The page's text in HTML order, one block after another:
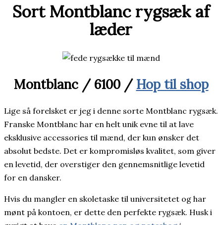
Sort Montblanc rygsæk af
læder
Montblanc / 6100 / Hop til shop
Lige så forelsket er jeg i denne sorte Montblanc rygsæk.
Franske Montblanc har en helt unik evne til at lave
eksklusive accessories til mænd, der kun ønsker det
absolut bedste. Det er kompromisløs kvalitet, som giver
en levetid, der overstiger den gennemsnitlige levetid
for en dansker.
Hvis du mangler en skoletaske til universitetet og har
mønt på kontoen, er dette den perfekte rygsæk. Husk i